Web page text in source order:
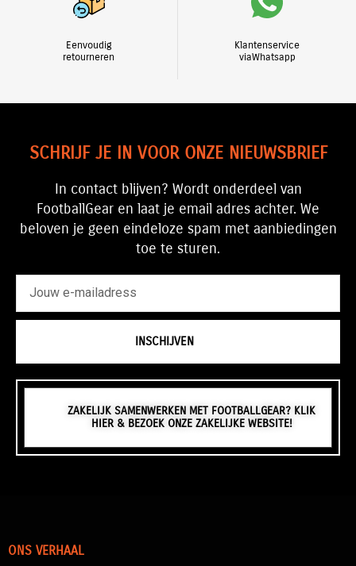
Eenvoudig
retourneren
Klantenservice
viaWhatsapp
SCHRIJF JE IN VOOR ONZE NIEUWSBRIEF
In contact blijven? Wordt onderdeel van
FootballGear en laat je email adres achter. We
beloven je geen eindeloze spam met aanbiedingen
toe te sturen.
emailadres
INSCHIJVEN
ZAKELIJK SAMENWERKEN MET FOOTBALLGEAR? KLIK
HIER & BEZOEK ONZE ZAKELIJKE WEBSITE!
ONS VERHAAL